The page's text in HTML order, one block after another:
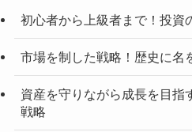
初心者から上級者まで！投資
市場を制した戦略！歴史に名
資産を守りながら成長を目指
戦略